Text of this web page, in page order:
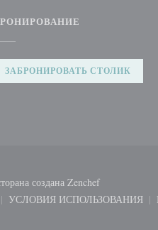
ЗАБРОНИРОВАТЬ СТОЛИК
создана Zenchef
УСЛОВИЯ ИСПОЛЬЗОВАНИЯ
((открывается в